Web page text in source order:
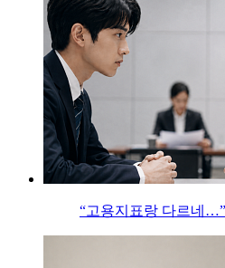
“고용지표랑 다르네